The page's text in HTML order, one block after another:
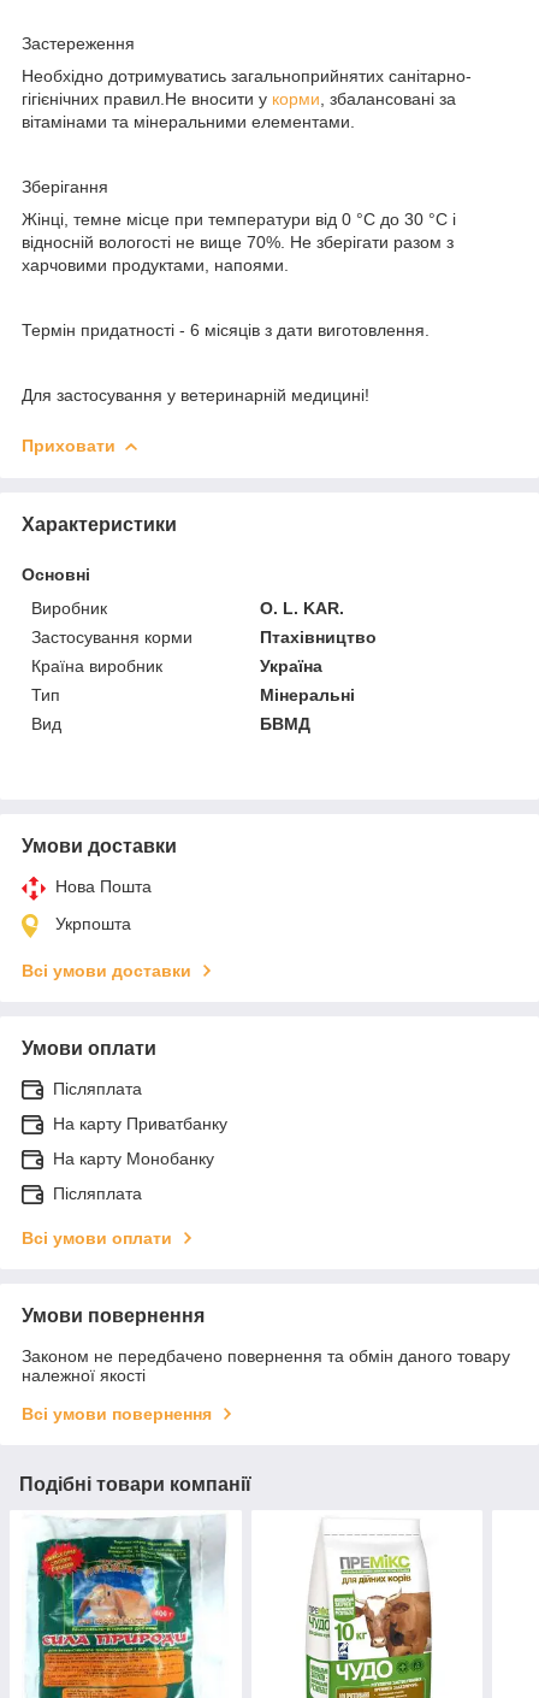
Застереження
Необхідно дотримуватись загальноприйнятих санітарно-
гігієнічних правил.Не вносити у корми , збалансовані за
вітамінами та мінеральними елементами.
Зберігання
Жінці, темне місце при температури від 0 °С до 30 °С і
відносній вологості не вище 70%. Не зберігати разом з
харчовими продуктами, напоями.
Термін придатності - 6 місяців з дати виготовлення.
Для застосування у ветеринарній медицині!
Приховати
Характеристики
Основні
Виробник
O. L. KAR.
Застосування корми
Птахівництво
Країна виробник
Україна
Тип
Мінеральні
Вид
БВМД
Умови доставки
Нова Пошта
Укрпошта
Всі умови доставки
Умови оплати
Післяплата
На карту Приватбанку
На карту Монобанку
Післяплата
Всі умови оплати
Умови повернення
Законом не передбачено повернення та обмін даного товару
належної якості
Всі умови повернення
Подібні товари компанії